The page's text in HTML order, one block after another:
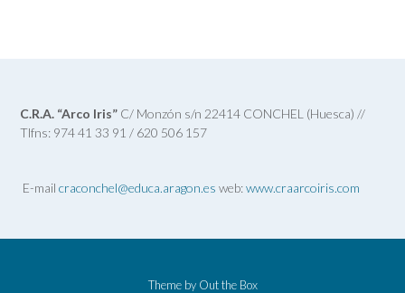
C.R.A. “Arco Iris” C/ Monzón s/n 22414 CONCHEL (Huesca) //
Tlfns: 974 41 33 91 / 620 506 157
E-mail craconchel@educa.aragon.es web:www.craarcoiris.com
Theme by Out the Box